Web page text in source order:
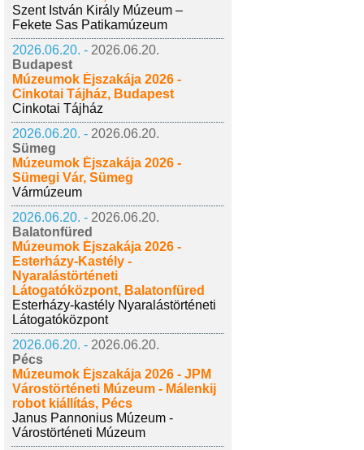
Szent István Király Múzeum –
Fekete Sas Patikamúzeum
2026.06.20. - 2026.06.20.
Budapest
Múzeumok Éjszakája 2026 -
Cinkotai Tájház, Budapest
Cinkotai Tájház
2026.06.20. - 2026.06.20.
Sümeg
Múzeumok Éjszakája 2026 -
Sümegi Vár, Sümeg
Vármúzeum
2026.06.20. - 2026.06.20.
Balatonfüred
Múzeumok Éjszakája 2026 -
Esterházy-Kastély -
Nyaralástörténeti
Látogatóközpont, Balatonfüred
Esterházy-kastély Nyaralástörténeti
Látogatóközpont
2026.06.20. - 2026.06.20.
Pécs
Múzeumok Éjszakája 2026 - JPM
Várostörténeti Múzeum - Málenkij
robot kiállítás, Pécs
Janus Pannonius Múzeum -
Várostörténeti Múzeum